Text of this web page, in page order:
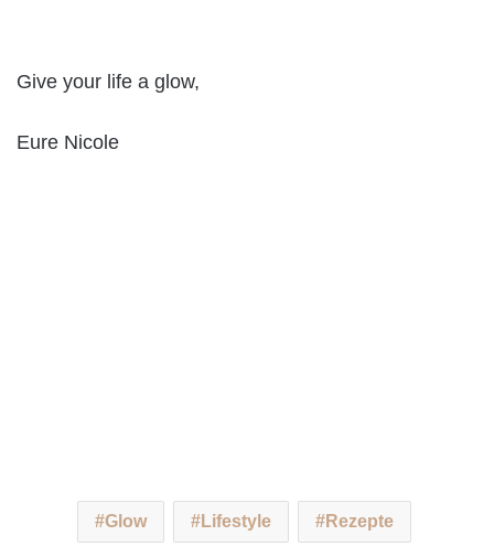
Give your life a glow,
Eure Nicole
Glow Lifestyle Rezepte